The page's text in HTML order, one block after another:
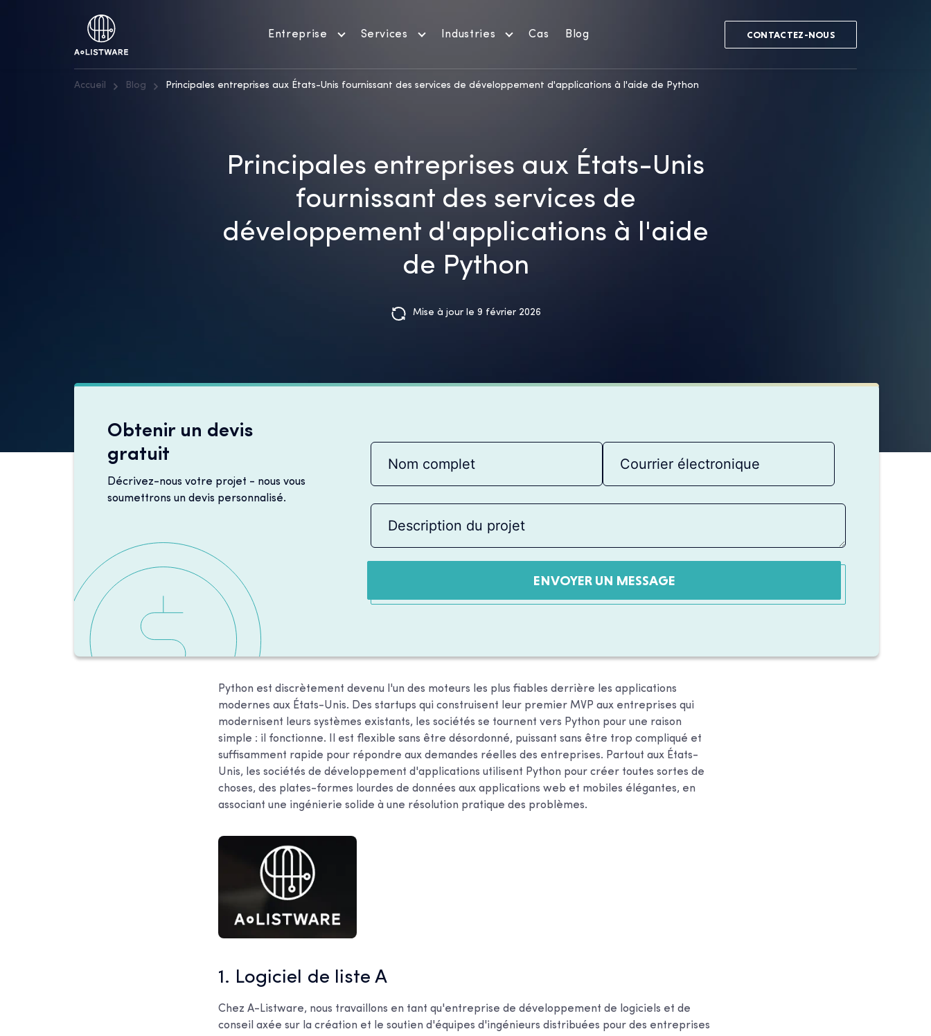
Entreprise Services Industries Cas Blog CONTACTEZ-NOUS
Accueil Blog Principales entreprises aux États-Unis fournissant des services de développement d'applications à l'aide de Python
Principales entreprises aux États-Unis
fournissant des services de
développement d'applications à l'aide
de Python
Mise à jour le 9 février 2026
Obtenir un devis
gratuit
Décrivez-nous votre projet - nous vous
soumettrons un devis personnalisé.
ENVOYER UN MESSAGE
Python est discrètement devenu l'un des moteurs les plus fiables derrière les applications
modernes aux États-Unis. Des startups qui construisent leur premier MVP aux entreprises qui
modernisent leurs systèmes existants, les sociétés se tournent vers Python pour une raison
simple : il fonctionne. Il est flexible sans être désordonné, puissant sans être trop compliqué et
suffisamment rapide pour répondre aux demandes réelles des entreprises. Partout aux États-
Unis, les sociétés de développement d'applications utilisent Python pour créer toutes sortes de
choses, des plates-formes lourdes de données aux applications web et mobiles élégantes, en
associant une ingénierie solide à une résolution pratique des problèmes.
1. Logiciel de liste A
Chez A-Listware, nous travaillons en tant qu'entreprise de développement de logiciels et de
conseil axée sur la création et le soutien d'équipes d'ingénieurs distribuées pour des entreprises